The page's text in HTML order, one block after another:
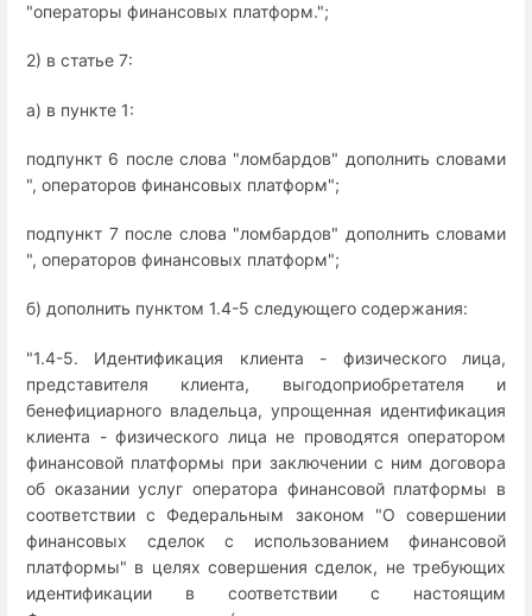
"операторы финансовых платформ.";
2) в статье 7:
а) в пункте 1:
подпункт 6 после слова "ломбардов" дополнить словами
", операторов финансовых платформ";
подпункт 7 после слова "ломбардов" дополнить словами
", операторов финансовых платформ";
б) дополнить пунктом 1.4-5 следующего содержания:
"1.4-5. Идентификация клиента - физического лица,
представителя клиента, выгодоприобретателя и
бенефициарного владельца, упрощенная идентификация
клиента - физического лица не проводятся оператором
финансовой платформы при заключении с ним договора
об оказании услуг оператора финансовой платформы в
соответствии с Федеральным законом "О совершении
финансовых сделок с использованием финансовой
платформы" в целях совершения сделок, не требующих
идентификации в соответствии с настоящим